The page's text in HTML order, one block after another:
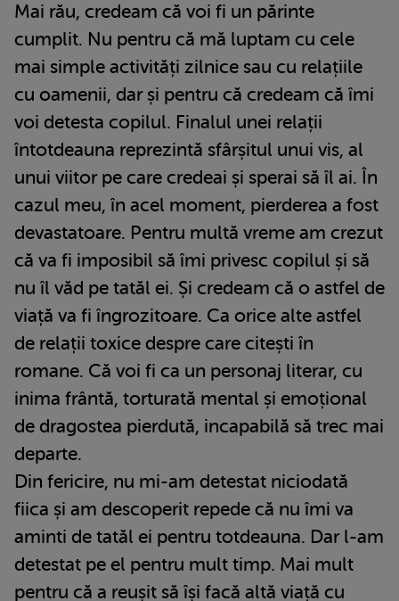
Mai rău, credeam că voi fi un părinte
cumplit. Nu pentru că mă luptam cu cele
mai simple activități zilnice sau cu relațiile
cu oamenii, dar și pentru că credeam că îmi
voi detesta copilul. Finalul unei relații
întotdeauna reprezintă sfârșitul unui vis, al
unui viitor pe care credeai și sperai să îl ai. În
cazul meu, în acel moment, pierderea a fost
devastatoare. Pentru multă vreme am crezut
că va fi imposibil să îmi privesc copilul și să
nu îl văd pe tatăl ei. Și credeam că o astfel de
viață va fi îngrozitoare. Ca orice alte astfel
de relații toxice despre care citești în
romane. Că voi fi ca un personaj literar, cu
inima frântă, torturată mental și emoțional
de dragostea pierdută, incapabilă să trec mai
departe.
Din fericire, nu mi-am detestat niciodată
fiica și am descoperit repede că nu îmi va
aminti de tatăl ei pentru totdeauna. Dar l-am
detestat pe el pentru mult timp. Mai mult
pentru că a reușit să își facă altă viață cu